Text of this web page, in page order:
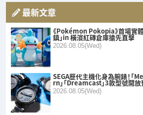
最新文章
《Pokémon Pokopia》首場實
鎮」in 橫濱紅磚倉庫搶先直擊
2026.08.05(Wed)
SEGA歷代主機化身為腕錶！「
rn」「Dreamcast」3款型號開
2026.08.05(Wed)